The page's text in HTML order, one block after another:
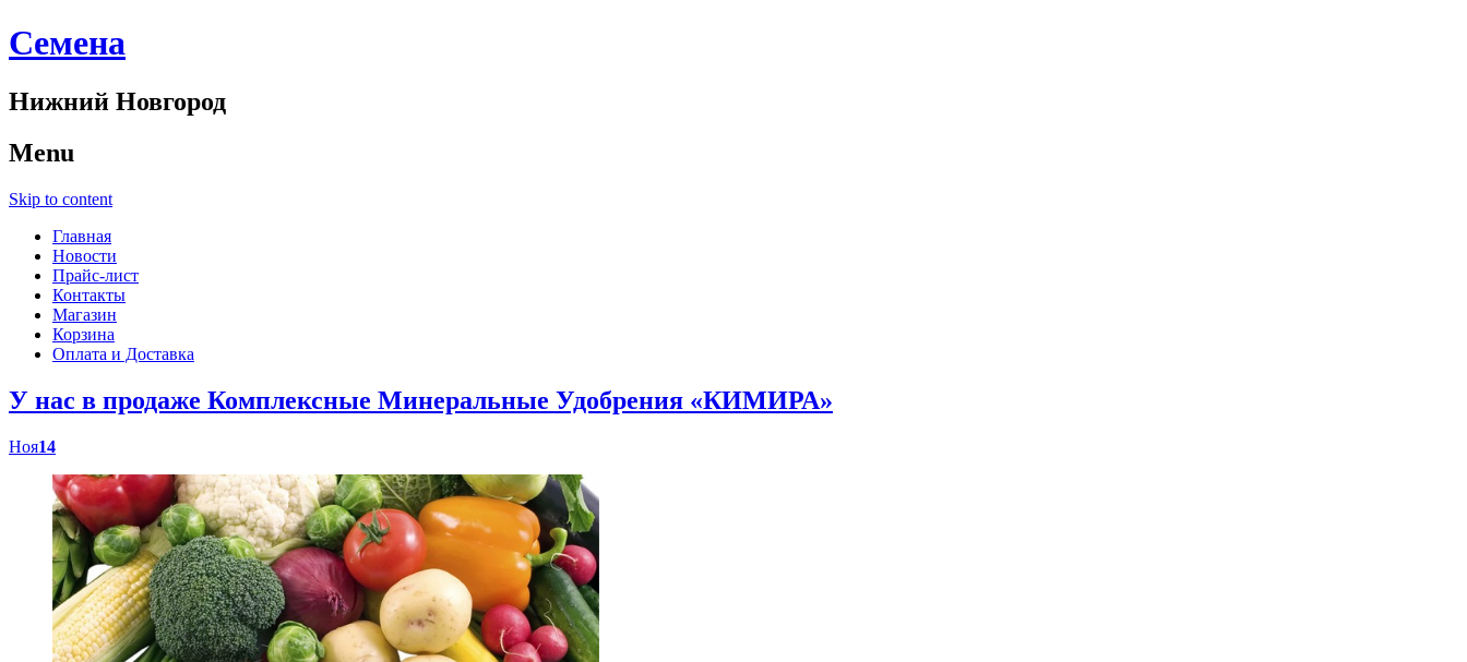
Cемена
Нижний Новгород
Menu
Skip to content
Главная
Новости
Прайс-лист
Контакты
Магазин
Корзина
Оплата и Доставка
У нас в продаже Комплексные Минеральные Удобрения «КИМИРА»
Ноя14